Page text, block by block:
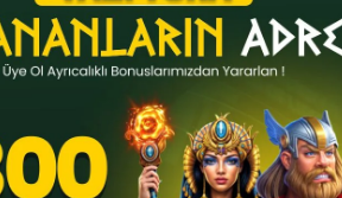
paylaşmasına olanak tanıyacak yeni